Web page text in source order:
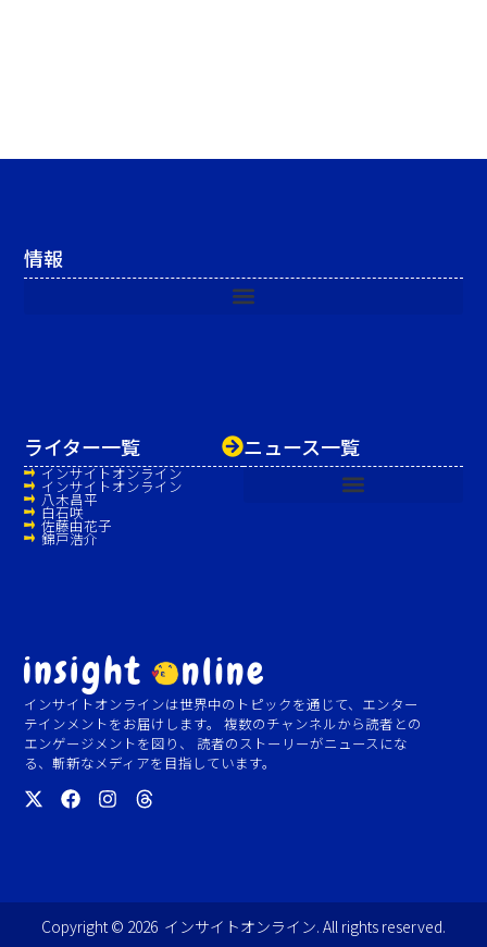
インサイトオンラインは世界中のトピックを通じて、エンター
テインメントをお届けします。 複数のチャンネルから読者との
エンゲージメントを図り、 読者のストーリーがニュースにな
る、斬新なメディアを目指しています。
ニュース一覧
ライター一覧
インサイトオンライン
インサイトオンライン
八木昌平
白石咲
佐藤由花子
錦戸浩介
情報
Copyright © 2026 インサイトオンライン. All rights reserved.